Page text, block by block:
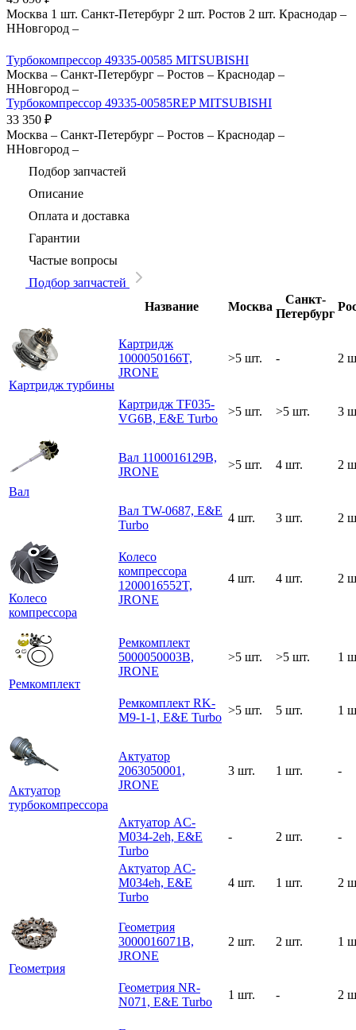
Москва 1 шт. Санкт-Петербург 2 шт. Ростов 2 шт. Краснодар –
ННовгород –
Турбокомпрессор 49335-00585 MITSUBISHI
Москва – Санкт-Петербург – Ростов – Краснодар –
ННовгород –
Турбокомпрессор 49335-00585REP MITSUBISHI
33 350 ₽
Москва – Санкт-Петербург – Ростов – Краснодар –
ННовгород –
Подбор запчастей
Описание
Оплата и доставка
Гарантии
Частые вопросы
Подбор запчастей
Название
Москва
Санкт-
Петербург
Картридж турбины
Картридж
1000050166T,
JRONE
>5 шт. - 2
Картридж TF035-
VG6B, E&E Turbo
>5 шт. >5 шт. 3
Вал
Вал 1100016129B,
JRONE
>5 шт. 4 шт. 2
Вал TW-0687, E&E
Turbo
4 шт. 3 шт. 2
Колесо
компрессора
Колесо
компрессора
1200016552T,
JRONE
4 шт. 4 шт. 2
Ремкомплект
Ремкомплект
5000050003B,
JRONE
>5 шт. >5 шт. 1
Ремкомплект RK-
M9-1-1, E&E Turbo
>5 шт. 5 шт. 1
Актуатор
турбокомпрессора
Актуатор
2063050001,
JRONE
3 шт. 1 шт. -
Актуатор AC-
M034-2eh, E&E
Turbo
- 2 шт. -
Актуатор AC-
M034eh, E&E
Turbo
4 шт. 1 шт. 2
Геометрия
Геометрия
3000016071B,
JRONE
2 шт. 2 шт. 1
Геометрия NR-
N071, E&E Turbo
1 шт. - 2